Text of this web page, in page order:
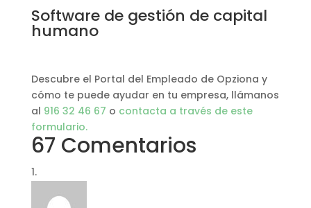
Software de gestión de capital
humano
Descubre el Portal del Empleado de Opziona y
cómo te puede ayudar en tu empresa, llámanos
al 916 32 46 67 o contacta a través de este
formulario.
67 Comentarios